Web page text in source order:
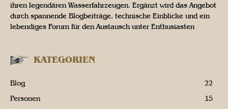
ihren legendären Wasserfahrzeugen. Ergänzt wird das Angebot
durch spannende Blogbeiträge, technische Einblicke und ein
lebendiges Forum für den Austausch unter Enthusiasten
KATEGORIEN
Blog
22
Personen
15